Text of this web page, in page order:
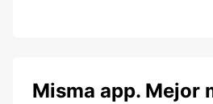
Misma app. Mejor